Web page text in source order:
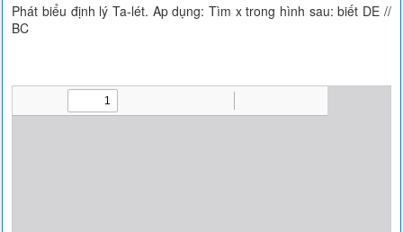
Phát biểu định lý Ta-lét. Ap dụng: Tìm x trong hình sau: biết DE //
BC